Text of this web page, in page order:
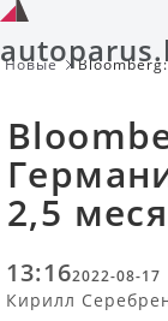
Новые
2,5
13:162022-08-17
Кирилл